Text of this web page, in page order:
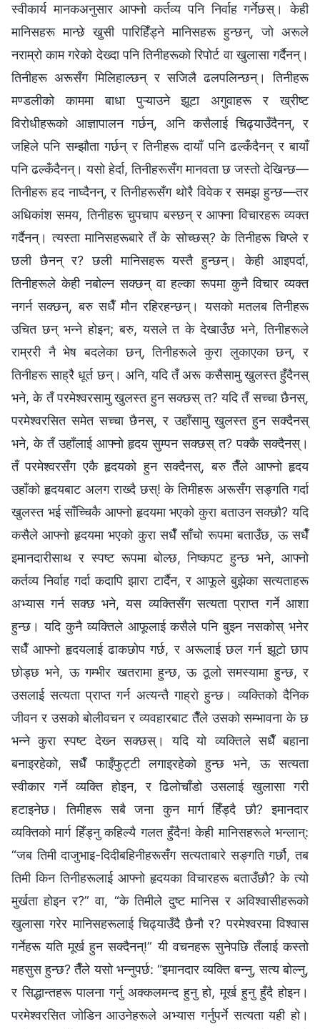
स्वीकार्य मानकअनुसार आफ्नो कर्तव्य पनि निर्वाह गर्नेछस्। केही
मानिसहरू मान्छे खुसी पारिहिँड्ने मानिसहरू हुन्छन्, जो अरूले
नराम्रो काम गरेको देख्दा पनि तिनीहरूको रिपोर्ट वा खुलासा गर्दैनन्।
तिनीहरू अरूसँग मिलिहाल्छन् र सजिलै ढलपलिन्छन्। तिनीहरू
मण्डलीको काममा बाधा पुऱ्याउने झूटा अगुवाहरू र ख्रीष्ट
विरोधीहरूको आज्ञापालन गर्छन्, अनि कसैलाई चिढ्याउँदैनन्, र
जहिले पनि सम्झौता गर्छन् र तिनीहरू दायाँ पनि ढल्कँदैनन् र बायाँ
पनि ढल्कँदैनन्। यसो हेर्दा, तिनीहरूसँग मानवता छ जस्तो देखिन्छ—
तिनीहरू हद नाघ्दैनन्, र तिनीहरूसँग थोरै विवेक र समझ हुन्छ—तर
अधिकांश समय, तिनीहरू चुपचाप बस्छन् र आफ्ना विचारहरू व्यक्त
गर्दैनन्। त्यस्ता मानिसहरूबारे तँ के सोच्छस्? के तिनीहरू चिप्ले र
छली छैनन् र? छली मानिसहरू यस्तै हुन्छन्। केही आइपर्दा,
तिनीहरूले केही नबोल्न सक्छन् वा हल्का रूपमा कुनै विचार व्यक्त
नगर्न सक्छन्, बरु सधैँ मौन रहिरहन्छन्। यसको मतलब तिनीहरू
उचित छन् भन्‍ने होइन; बरु, यसले त के देखाउँछ भने, तिनीहरूले
राम्ररी नै भेष बदलेका छन्, तिनीहरूले कुरा लुकाएका छन्, र
तिनीहरू साह्रै धूर्त छन्। अनि, यदि तँ अरू कसैसामु खुलस्त हुँदैनस्
भने, के तँ परमेश्‍वरसामु खुलस्त हुन सक्छस् त? यदि तँ सच्चा छैनस्,
परमेश्‍वरसित समेत सच्चा छैनस्, र उहाँसामु खुलस्त हुन सक्दैनस्
भने, के तँ उहाँलाई आफ्नो हृदय सुम्पन सक्छस् त? पक्कै सक्दैनस्।
तँ परमेश्‍वरसँग एकै हृदयको हुन सक्दैनस्, बरु तैँले आफ्नो हृदय
उहाँको हृदयबाट अलग राख्दै छस्! के तिमीहरू अरूसँग सङ्गति गर्दा
खुलस्त भई साँच्‍चिकै आफ्नो हृदयमा भएको कुरा बताउन सक्छौ? यदि
कसैले आफ्‍नो हृदयमा भएको कुरा सधैँ साँचो रूपमा बताउँछ, ऊ सधैँ
इमानदारीसाथ र स्पष्ट रूपमा बोल्छ, निष्कपट हुन्छ भने, आफ्नो
कर्तव्य निर्वाह गर्दा कदापि झारा टार्दैन, र आफूले बुझेका सत्यताहरू
अभ्यास गर्न सक्छ भने, यस व्यक्तिसँग सत्यता प्राप्त गर्ने आशा
हुन्छ। यदि कुनै व्यक्तिले आफूलाई कसैले पनि बुझ्न नसकोस् भनेर
सधैँ आफ्नो हृदयलाई ढाकछोप गर्छ, र अरूलाई छल गर्न झूटो छाप
छोड्छ भने, ऊ गम्भीर खतरामा हुन्छ, ऊ ठूलो समस्यामा हुन्छ, र
उसलाई सत्यता प्राप्त गर्न अत्यन्तै गाह्रो हुन्छ। व्यक्तिको दैनिक
जीवन र उसको बोलीवचन र व्यवहारबाट तैँले उसको सम्‍भावना के छ
भन्‍ने कुरा स्पष्ट देख्‍न सक्छस्। यदि यो व्यक्तिले सधैँ बहाना
बनाइरहेको, सधैँ फाइँफुट्टी लगाइरहेको हुन्छ भने, ऊ सत्यता
स्वीकार गर्ने व्यक्ति होइन, र ढिलोचाँडो उसलाई खुलासा गरी
हटाइनेछ। तिमीहरू सबै जना कुन मार्ग हिँड्दै छौ? इमानदार
व्यक्तिको मार्ग हिँड्नु कहिल्यै गलत हुँदैन! केही मानिसहरूले भन्लान्:
“जब तिमी दाजुभाइ-दिदीबहिनीहरूसँग सत्यताबारे सङ्गति गर्छौ, तब
तिमी किन तिनीहरूलाई आफ्नो हृदयका विचारहरू बताउँछौ? के त्यो
मुर्खता होइन र?” वा, “के तिमीले दुष्ट मानिस र अविश्‍वासीहरूको
खुलासा गरेर मानिसहरूलाई चिढ्याउँदै छैनौ र? परमेश्‍वरमा विश्‍वास
गर्नेहरू यति मूर्ख हुन सक्दैनन्!” यी वचनहरू सुनेपछि तँलाई कस्तो
महसुस हुन्छ? तैँले यसो भन्नुपर्छ: “इमानदार व्यक्ति बन्नु, सत्य बोल्नु,
र सिद्धान्तहरू पालना गर्नु अक्कलमन्द हुनु हो, मूर्ख हुनु हुँदै होइन।
परमेश्‍वरसित जोडिन आउनेहरूले अभ्यास गर्नुपर्ने सत्यता यही हो।